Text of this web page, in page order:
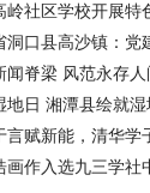
岭社区学校开展特
洞口县高沙镇：党
闻脊梁 风范永存
地日 湘潭县绘就
言赋新能，清华
画作入选九三学社